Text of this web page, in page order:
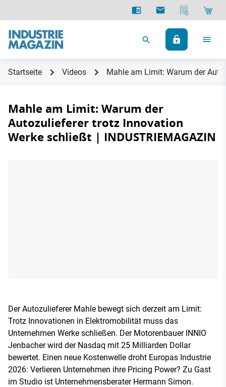
Startseite Videos Mahle am Limit: Warum der
Mahle am Limit: Warum der
Autozulieferer trotz Innovation
Werke schließt | INDUSTRIEMAGAZIN
Der Autozulieferer Mahle bewegt sich derzeit am Limit:
Trotz Innovationen in Elektromobilität muss das
Unternehmen Werke schließen. Der Motorenbauer INNIO
Jenbacher wird der Nasdaq mit 25 Milliarden Dollar
bewertet. Einen neue Kostenwelle droht Europas Industrie
2026: Verlieren Unternehmen ihre Pricing Power? Zu Gast
im Studio ist Unternehmensberater Hermann Simon.